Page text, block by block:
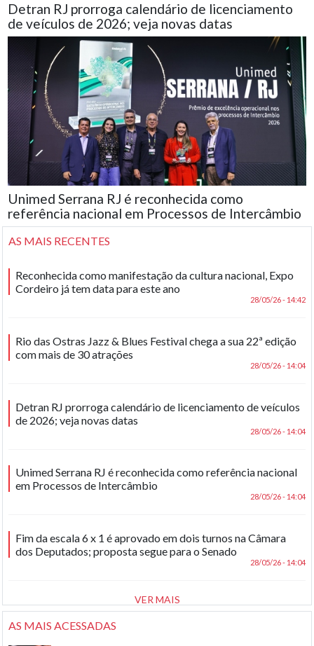
Detran RJ prorroga calendário de licenciamento
de veículos de 2026; veja novas datas
Unimed Serrana RJ é reconhecida como
referência nacional em Processos de Intercâmbio
AS MAIS RECENTES
Reconhecida como manifestação da cultura nacional, Expo
Cordeiro já tem data para este ano
28/05/26 - 14:42
Rio das Ostras Jazz & Blues Festival chega a sua 22ª edição
com mais de 30 atrações
28/05/26 - 14:04
Detran RJ prorroga calendário de licenciamento de veículos
de 2026; veja novas datas
28/05/26 - 14:04
Unimed Serrana RJ é reconhecida como referência nacional
em Processos de Intercâmbio
28/05/26 - 14:04
Fim da escala 6 x 1 é aprovado em dois turnos na Câmara
dos Deputados; proposta segue para o Senado
28/05/26 - 14:04
VER MAIS
AS MAIS ACESSADAS